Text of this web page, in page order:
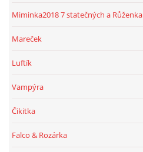
Miminka2018 7 statečných a Růženka
Mareček
Luftík
Vampýra
Čikitka
Falco & Rozárka